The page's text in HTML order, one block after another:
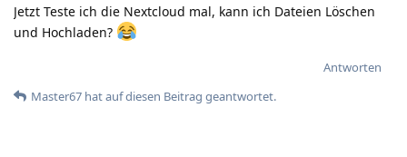
Jetzt Teste ich die Nextcloud mal, kann ich Dateien Löschen
und Hochladen?
Antworten
Master67 hatauf diesen Beitrag geantwortet.